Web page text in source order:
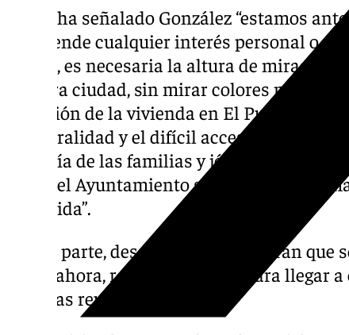
Como ha señalado González “estamos
trasciende cualquier interés personal o
nunca, es necesaria la altura de miras y
nuestra ciudad, sin mirar colores ni
situación de la vivienda en El Puerto, con
temporalidad y el difícil acceso a una
mayoría de las familias y jóvenes, hacen
desde el Ayuntamiento se apueste de
protegida”.
Por su parte, desde el PSOE aseguran
hasta ahora, recordando que “para llegar
diversas reuniones”.